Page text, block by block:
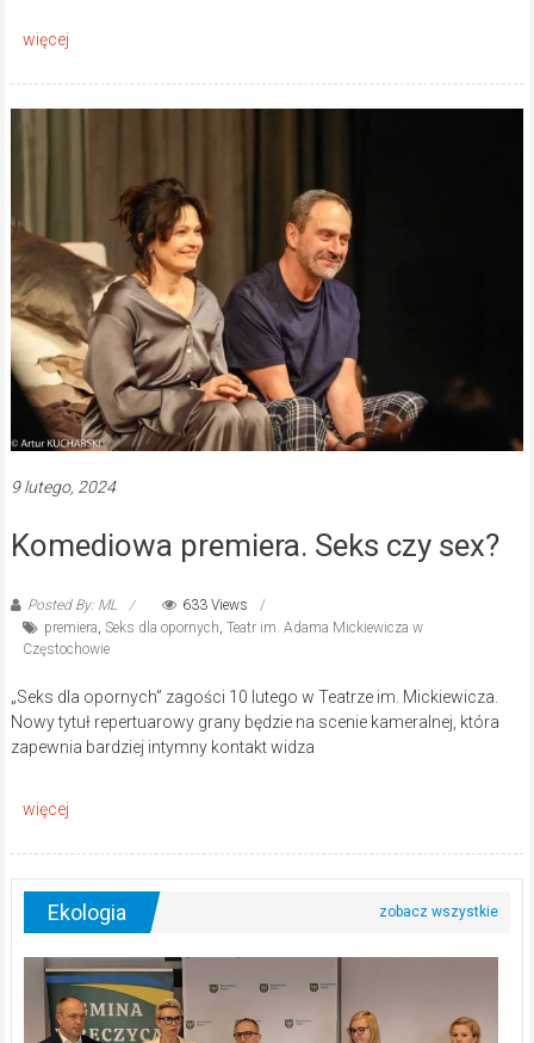
9 lutego, 2024
Komediowa premiera. Seks czy sex?
Posted By: ML
633 Views
premiera Seks dla opornych Teatr im. Adama Mickiewicza w
Częstochowie
„Seks dla opornych” zagości 10 lutego w Teatrze im. Mickiewicza.
Nowy tytuł repertuarowy grany będzie na scenie kameralnej, która
zapewnia bardziej intymny kontakt widza
Ekologia